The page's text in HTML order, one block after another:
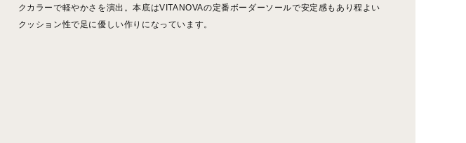
クカラーで軽やかさを演出。本底はVITANOVAの定番ボーダーソールで安定感もあり程よい
クッション性で足に優しい作りになっています。